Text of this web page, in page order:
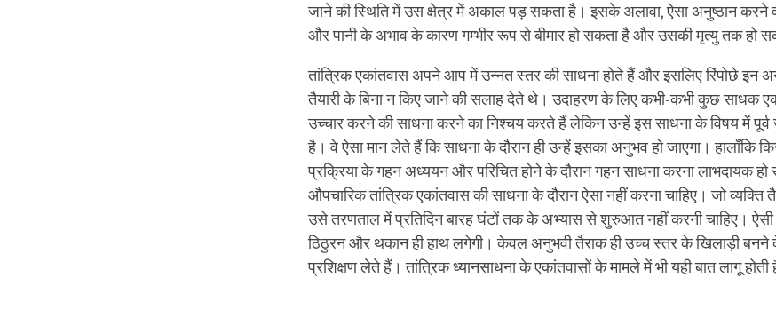
जाने की स्थिति में उस क्षेत्र में अकाल पड़ सकता है। इसके अलावा, ऐसा अनुष्ठान करने
और पानी के अभाव के कारण गम्भीर रूप से बीमार हो सकता है और उसकी मृत्यु तक हो
तांत्रिक एकांतवास अपने आप में उन्नत स्तर की साधना होते हैं और इसलिए रिंपोछे इन
तैयारी के बिना न किए जाने की सलाह देते थे। उदाहरण के लिए कभी-कभी कुछ साधक
उच्चार करने की साधना करने का निश्चय करते हैं लेकिन उन्हें इस साधना के विषय में पूर्व
है। वे ऐसा मान लेते हैं कि साधना के दौरान ही उन्हें इसका अनुभव हो जाएगा। हालाँकि
प्रक्रिया के गहन अध्ययन और परिचित होने के दौरान गहन साधना करना लाभदायक
औपचारिक तांत्रिक एकांतवास की साधना के दौरान ऐसा नहीं करना चाहिए। जो व्यक्ति
उसे तरणताल में प्रतिदिन बारह घंटों तक के अभ्यास से शुरुआत नहीं करनी चाहिए।
ठिठुरन और थकान ही हाथ लगेगी। केवल अनुभवी तैराक ही उच्च स्तर के खिलाड़ी बनने
प्रशिक्षण लेते हैं। तांत्रिक ध्यानसाधना के एकांतवासों के मामले में भी यही बात लागू होती